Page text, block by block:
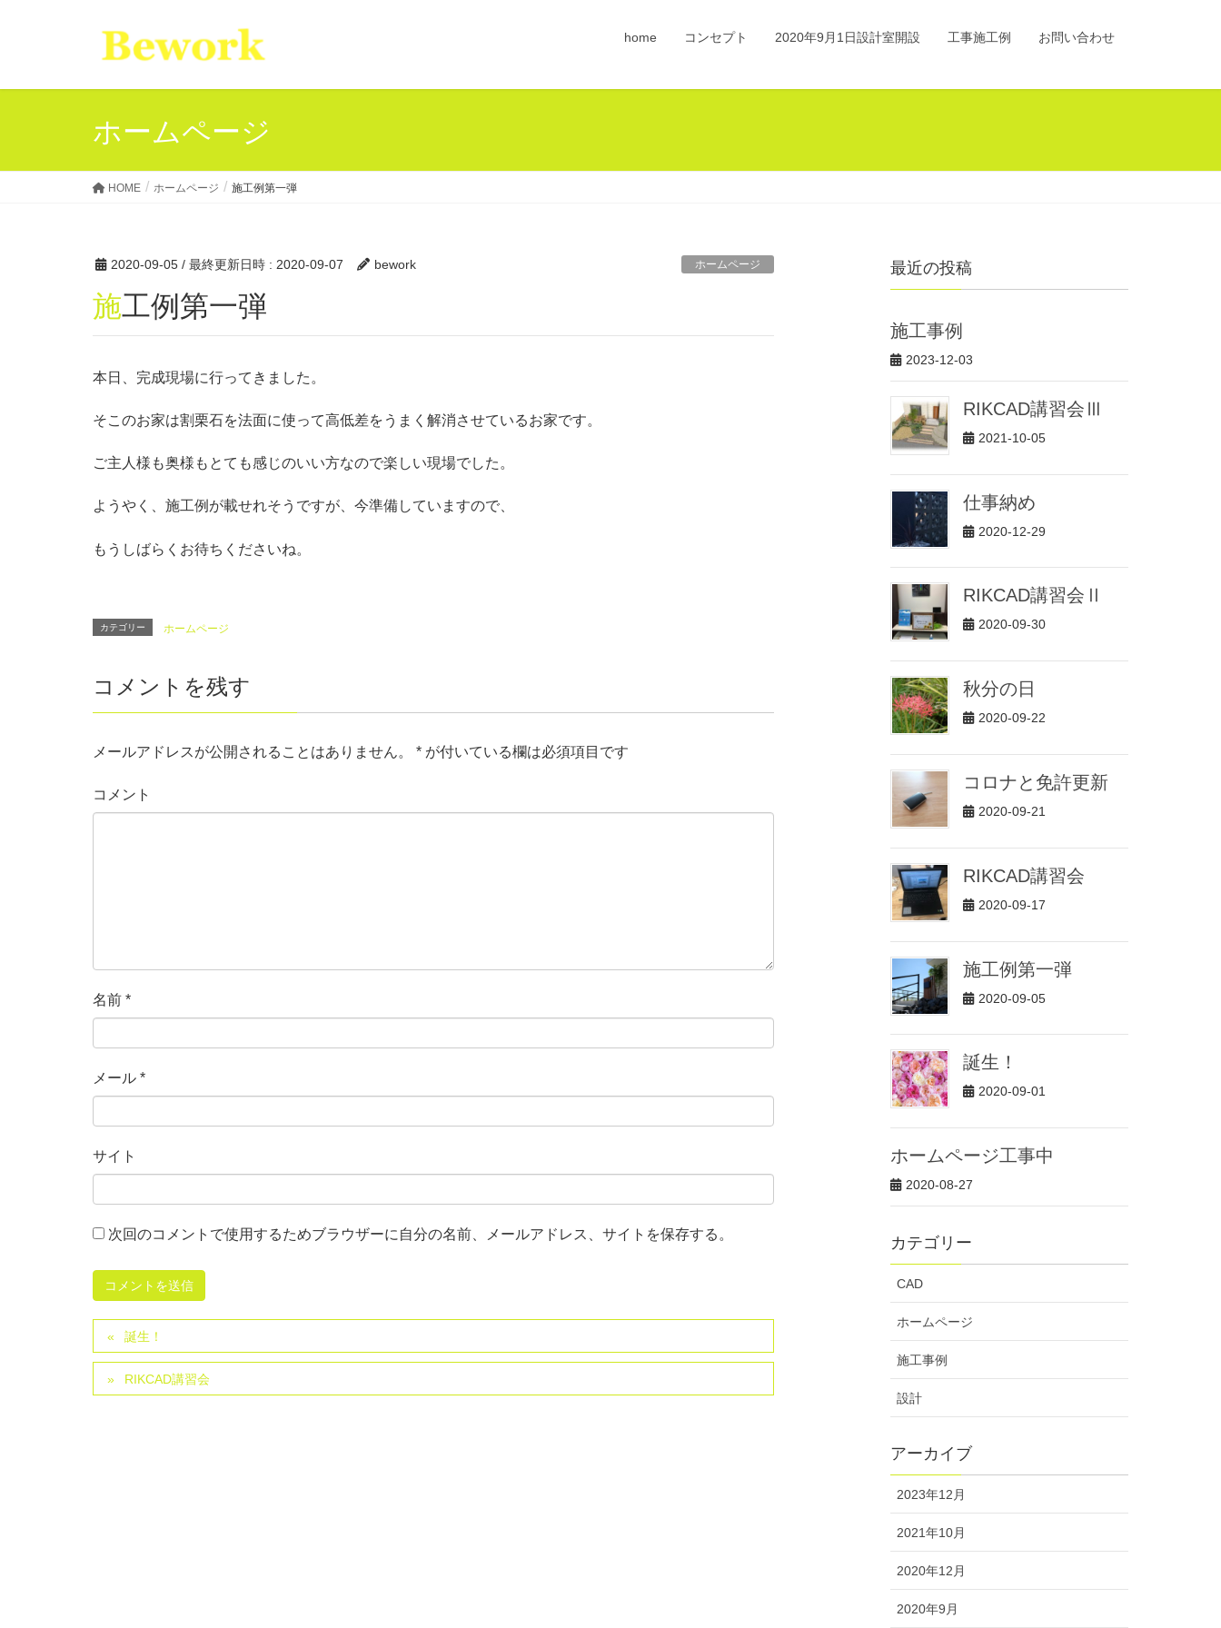
home コンセプト 2020年9月1日設計室開設 工事施工例 お問い合わせ
ホームページ
HOME ホームページ 施工例第一弾
2020-09-05 / 最終更新日時 : 2020-09-07 bework ホームページ
施工例第一弾
本日、完成現場に行ってきました。
そこのお家は割栗石を法面に使って高低差をうまく解消させているお家です。
ご主人様も奥様もとても感じのいい方なので楽しい現場でした。
ようやく、施工例が載せれそうですが、今準備していますので、
もうしばらくお待ちくださいね。
カテゴリー ホームページ
コメントを残す
メールアドレスが公開されることはありません。 * が付いている欄は必須項目です
コメント
名前 *
メール *
サイト
次回のコメントで使用するためブラウザーに自分の名前、メールアドレス、サイトを保存する。
誕生！
RIKCAD講習会
最近の投稿
施工事例
2023-12-03
RIKCAD講習会Ⅲ
2021-10-05
仕事納め
2020-12-29
RIKCAD講習会Ⅱ
2020-09-30
秋分の日
2020-09-22
コロナと免許更新
2020-09-21
RIKCAD講習会
2020-09-17
施工例第一弾
2020-09-05
誕生！
2020-09-01
ホームページ工事中
2020-08-27
カテゴリー
CAD
ホームページ
施工事例
設計
アーカイブ
2023年12月
2021年10月
2020年12月
2020年9月